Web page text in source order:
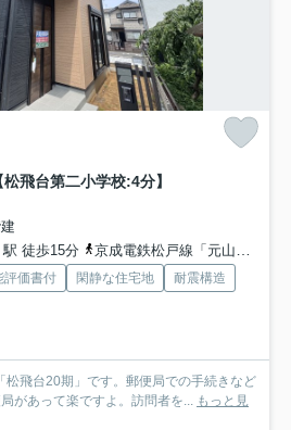
飛台第二小学校:4分】
徒歩15分
京成電鉄松戸線「元山」駅 徒歩13分
評価書付 閑静な住宅地
耐震構造
松飛台20期」です。郵便局での手続きなど
があって楽ですよ。訪問者を... もっと見